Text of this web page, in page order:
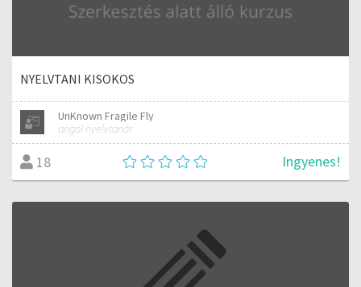
NYELVTANI KISOKOS
UnKnown Fragile Fly
angol nyelvtanár
18 Ingyenes!